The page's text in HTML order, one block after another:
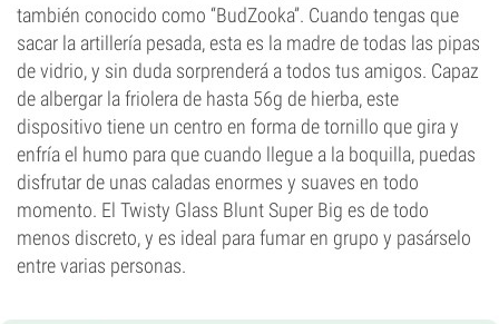
también conocido como “BudZooka”. Cuando tengas que
sacar la artillería pesada, esta es la madre de todas las pipas
de vidrio, y sin duda sorprenderá a todos tus amigos. Capaz
de albergar la friolera de hasta 56g de hierba, este
dispositivo tiene un centro en forma de tornillo que gira y
enfría el humo para que cuando llegue a la boquilla, puedas
disfrutar de unas caladas enormes y suaves en todo
momento. El Twisty Glass Blunt Super Big es de todo
menos discreto, y es ideal para fumar en grupo y pasárselo
entre varias personas.